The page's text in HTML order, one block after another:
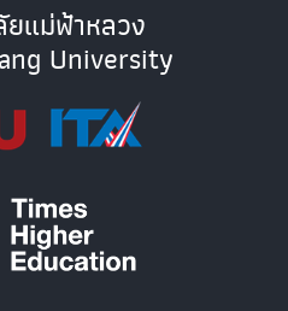
แม่ฟ้าหลวง
University